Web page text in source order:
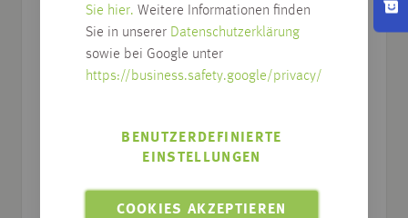
Sie hier. Weitere Informationen finden
Sie in unserer Datenschutzerklärung
sowie bei Google unter
https://business.safety.google/privacy/
COOKIES AKZEPTIEREN
BENUTZERDEFINIERTE
EINSTELLUNGEN